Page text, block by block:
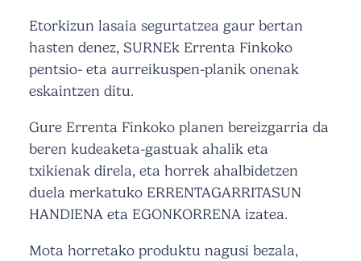
Etorkizun lasaia segurtatzea gaur bertan
hasten denez, SURNEk Errenta Finkoko
pentsio- eta aurreikuspen-planik onenak
eskaintzen ditu.
Gure Errenta Finkoko planen bereizgarria da
beren kudeaketa-gastuak ahalik eta
txikienak direla, eta horrek ahalbidetzen
duela merkatuko ERRENTAGARRITASUN
HANDIENA eta EGONKORRENA izatea.
Mota horretako produktu nagusi bezala,